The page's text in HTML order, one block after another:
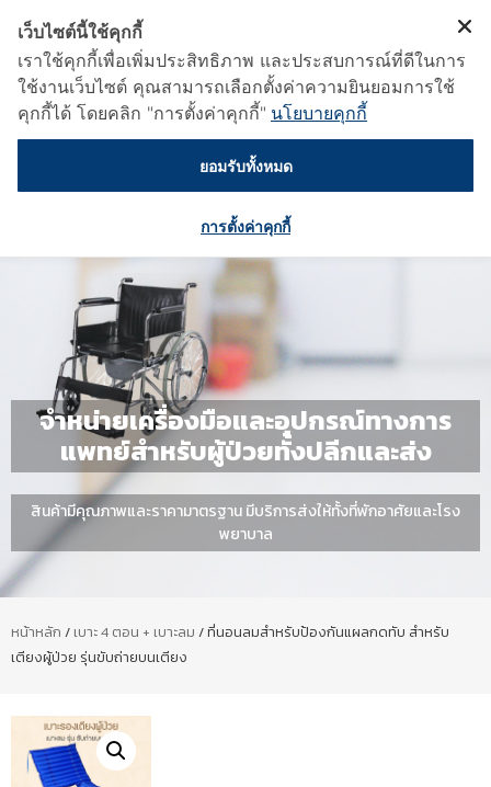
จำหน่ายเครื่องมือและอุปกรณ์ทางการ
แพทย์สำหรับผู้ป่วยทั้งปลีกและส่ง
สินค้ามีคุณภาพและราคามาตรฐาน มีบริการส่งให้ทั้งที่พักอาศัยและโรง
พยาบาล
หน้าหลัก / เบาะ 4 ตอน + เบาะลม / ที่นอนลมสำหรับป้องกันแผลกดทับ สำหรับ
เตียงผู้ป่วย รุ่นขับถ่ายบนเตียง
เว็บไซต์นี้ใช้คุกกี้
เราใช้คุกกี้เพื่อเพิ่มประสิทธิภาพ และประสบการณ์ที่ดีในการ
ใช้งานเว็บไซต์ คุณสามารถเลือกตั้งค่าความยินยอมการใช้
คุกกี้ได้ โดยคลิก "การตั้งค่าคุกกี้" นโยบายคุกกี้
ยอมรับทั้งหมด
การตั้งค่าคุกกี้